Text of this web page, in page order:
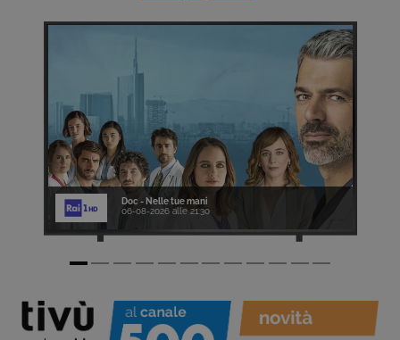
Doc - Nelle tue mani
06-08-2026 alle 21:30